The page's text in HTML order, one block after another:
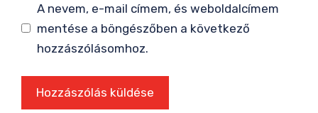
A nevem, e-mail címem, és weboldalcímem
mentése a böngészőben a következő
hozzászólásomhoz.